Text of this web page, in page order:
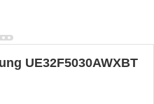
UE32F5030AWXBT